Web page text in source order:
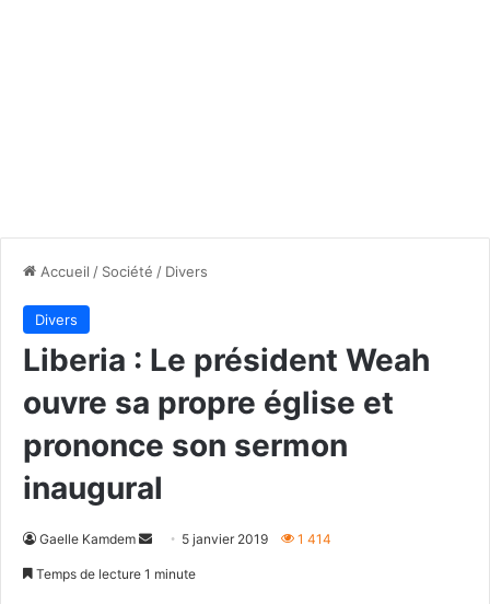
Accueil / Société / Divers
Divers
Liberia : Le président Weah
ouvre sa propre église et
prononce son sermon
inaugural
Gaelle Kamdem
Envoyer5 janvier 2019 1 414
Temps de lecture 1 minute